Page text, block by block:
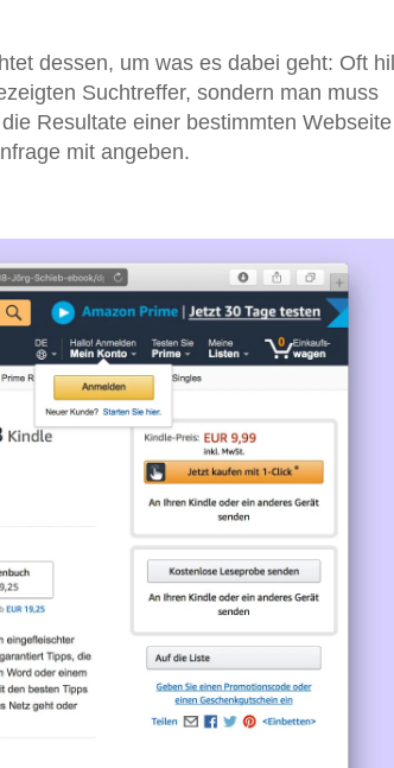
dessen, um was es dabei geht: Oft
Suchtreffer, sondern man muss
Resultate einer bestimmten Webseite
mit angeben.